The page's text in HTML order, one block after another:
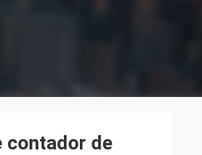
Orçamento
contador de